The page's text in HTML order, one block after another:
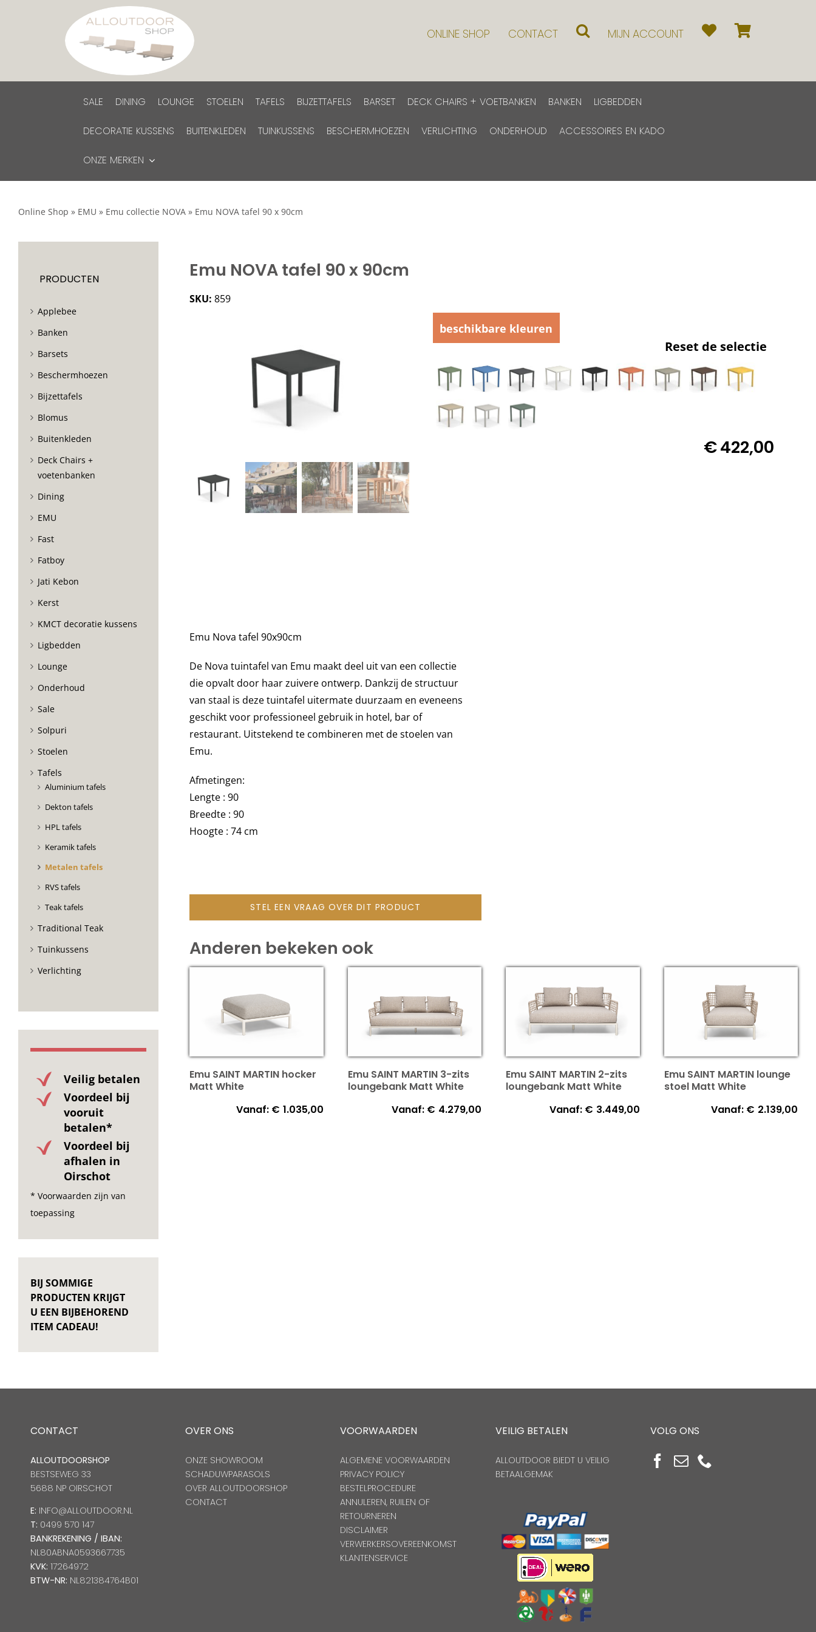
ONLINE SHOP CONTACT MIJN ACCOUNT
SALE DINING LOUNGE STOELEN TAFELS BIJZETTAFELS BARSET DECK CHAIRS + VOETBANKEN BANKEN LIGBEDDEN
DECORATIE KUSSENS BUITENKLEDEN TUINKUSSENS BESCHERMHOEZEN VERLICHTING ONDERHOUD ACCESSOIRES EN KADO
ONZE MERKEN
Online Shop » EMU » Emu collectie NOVA » Emu NOVA tafel 90 x 90cm
Emu NOVA tafel 90 x 90cm
SKU: 859
beschikbare kleuren
Reset de selectie
€422,00
Emu Nova tafel 90x90cm
De Nova tuintafel van Emu maakt deel uit van een collectie
die opvalt door haar zuivere ontwerp. Dankzij de structuur
van staal is deze tuintafel uitermate duurzaam en eveneens
geschikt voor professioneel gebruik in hotel, bar of
restaurant. Uitstekend te combineren met de stoelen van
Emu.
Afmetingen:
Lengte : 90
Breedte : 90
Hoogte : 74 cm
STEL EEN VRAAG OVER DIT PRODUCT
Anderen bekeken ook
Emu SAINT MARTIN hocker
Matt White
Vanaf: € 1.035,00
Emu SAINT MARTIN 3-zits
loungebank Matt White
Vanaf: € 4.279,00
Emu SAINT MARTIN 2-zits
loungebank Matt White
Vanaf: € 3.449,00
Emu SAINT MARTIN lounge
stoel Matt White
Vanaf: € 2.139,00
PRODUCTEN
Applebee
Banken
Barsets
Beschermhoezen
Bijzettafels
Blomus
Buitenkleden
Deck Chairs +
voetenbanken
Dining
EMU
Fast
Fatboy
Jati Kebon
Kerst
KMCT decoratie kussens
Ligbedden
Lounge
Onderhoud
Sale
Solpuri
Stoelen
Tafels
Aluminium tafels
Dekton tafels
HPL tafels
Keramik tafels
Metalen tafels
RVS tafels
Teak tafels
Traditional Teak
Tuinkussens
Verlichting
Veilig betalen
Voordeel bij
vooruit
betalen*
Voordeel bij
afhalen in
Oirschot
* Voorwaarden zijn van
toepassing
BIJ SOMMIGE
PRODUCTEN KRIJGT
U EEN BIJBEHOREND
ITEM CADEAU!
CONTACT
ALLOUTDOORSHOP
BESTSEWEG 33
5688 NP OIRSCHOT
E: INFO@ALLOUTDOOR.NL
T: 0499 570 147
BANKREKENING / IBAN:
NL80ABNA0593667735
KVK: 17264972
BTW-NR: NL821384764B01
OVER ONS
ONZE SHOWROOM
SCHADUWPARASOLS
OVER ALLOUTDOORSHOP
CONTACT
VOORWAARDEN
ALGEMENE VOORWAARDEN
PRIVACY POLICY
BESTELPROCEDURE
ANNULEREN, RUILEN OF
RETOURNEREN
DISCLAIMER
VERWERKERSOVEREENKOMST
KLANTENSERVICE
VEILIG BETALEN
ALLOUTDOOR BIEDT U VEILIG
BETAALGEMAK
VOLG ONS